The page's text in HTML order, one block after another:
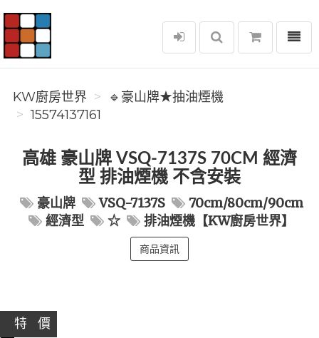
KW廚房世界
選單
KW廚房世界
🔹豪山牌★抽油煙機
15574137161
高雄 豪山牌 VSQ-7137S 70CM 經濟
型 排油煙機 不含安裝
豪山牌 VSQ-7137S
70cm/80cm/90cm
經濟型
☆ 排油煙機【KW廚房世界】
商品資訊
特 價